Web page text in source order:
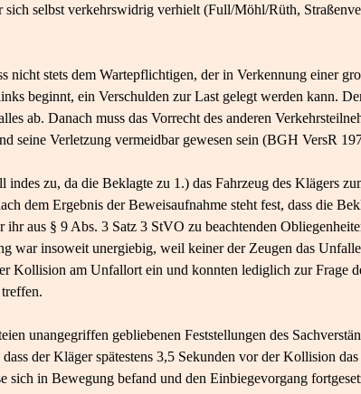
sich selbst verkehrswidrig verhielt (Full/Möhl/Rüth,
nicht stets dem Wartepflichtigen, der in Verkennung einer
beginnt, ein Verschulden zur Last gelegt werden kann.
ab. Danach muss das Vorrecht des anderen
seine Verletzung vermeidbar gewesen sein (BGH VersR
zu, da die Beklagte zu 1.) das Fahrzeug des Klägers
dem Ergebnis der Beweisaufnahme steht fest, dass die
ihr aus § 9 Abs. 3 Satz 3 StVO zu beachtenden
war insoweit unergiebig, weil keiner der Zeugen das
Kollision am Unfallort ein und konnten lediglich zur Frage
unangegriffen gebliebenen Feststellungen des
der Kläger spätestens 3,5 Sekunden vor der Kollision
sich in Bewegung befand und den Einbiegevorgang